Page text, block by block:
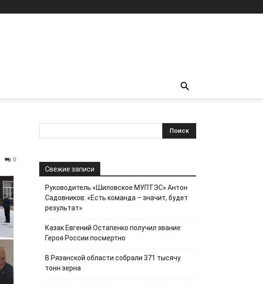
0
Свежие записи
Руководитель «Шиловское МУПТЭС» Антон
Садовников: «Есть команда – значит, будет
результат»
Казак Евгений Остапенко получил звание
Героя России посмертно
В Рязанской области собрали 371 тысячу
тонн зерна